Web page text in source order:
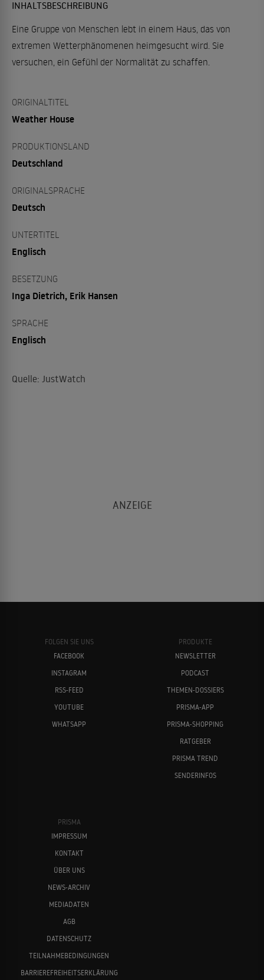
INHALTSBESCHREIBUNG
Eine Gruppe von Menschen lebt in einem Haus, das von
extremen Wetterphänomenen heimgesucht wird. Sie
versuchen, ein Gefühl der Normalität zu schaffen.
ORIGINALTITEL
Weather House
PRODUKTIONSLAND
Deutschland
ORIGINALSPRACHE
Deutsch
UNTERTITEL
Englisch
BESETZUNG
Inga Dietrich, Erik Hansen
SPRACHE
Englisch
Quelle: JustWatch
FOLGEN SIE UNS
FACEBOOK
INSTAGRAM
RSS-FEED
YOUTUBE
WHATSAPP
PRODUKTE
NEWSLETTER
PODCAST
THEMEN-DOSSIERS
PRISMA-APP
PRISMA-SHOPPING
RATGEBER
PRISMA TREND
SENDERINFOS
PRISMA
IMPRESSUM
KONTAKT
ÜBER UNS
NEWS-ARCHIV
MEDIADATEN
AGB
DATENSCHUTZ
TEILNAHMEBEDINGUNGEN
BARRIEREFREIHEITSERKLÄRUNG